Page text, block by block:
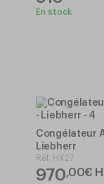
En stock
Congélateur
Liebherr
Réf. HX27
970,00€